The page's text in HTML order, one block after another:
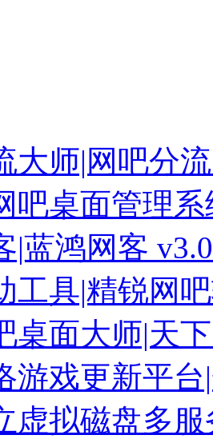
大师|网吧分
吧桌面管理
|蓝鸿网客
工具|精锐网
桌面大师|天
游戏更新平
虚拟磁盘多